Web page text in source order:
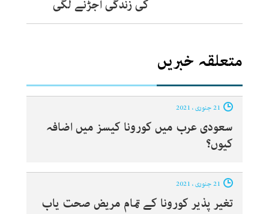
کی زندگی اجڑنے لگی
متعلقہ خبریں
سعودی عرب میں کورونا کیسز میں اضافہ
کیوں؟
تغیر پذیر کورونا کے تمام مریض صحت یاب